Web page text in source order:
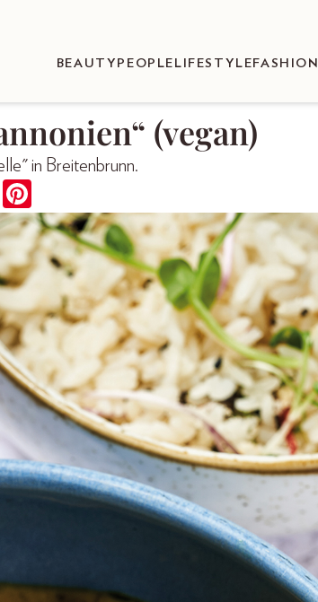
BEAUTY PEOPLE LIFESTYLEFASHION
(vegan)
in Breitenbrunn.